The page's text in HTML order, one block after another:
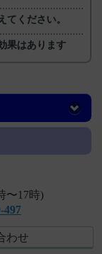
ください。
果はあります
び中止基準に
〜17時)
497
わせ